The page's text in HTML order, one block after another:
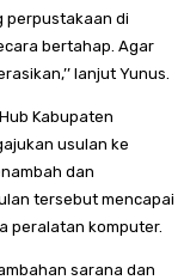
perpustakaan di
bertahap. Agar
lanjut Yunus.
Kabupaten
usulan ke
dan
tersebut mencapai
peralatan komputer.
sarana dan